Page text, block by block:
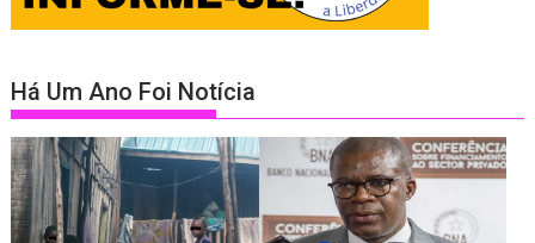
Há Um Ano Foi Notícia